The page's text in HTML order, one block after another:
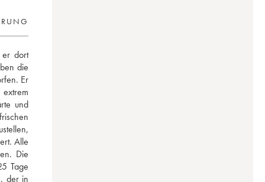
er dort
die
Er
und
Alle
Die
Tage
der in